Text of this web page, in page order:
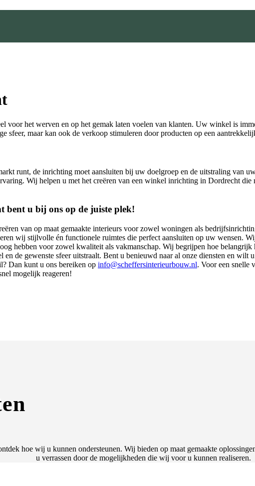
voor het werven en op het gemak laten voelen van klanten. Uw winkel is
sfeer, maar kan ook de verkoop stimuleren door producten op een
runt, de inrichting moet aansluiten bij uw doelgroep en de uitstraling van
Wij helpen u met het creëren van een winkel inrichting in Dordrecht
bent u bij ons op de juiste plek!
van op maat gemaakte interieurs voor zowel woningen als
wij stijlvolle én functionele ruimtes die perfect aansluiten op uw wensen.
hebben voor zowel kwaliteit als vakmanschap. Wij begrijpen hoe
en de gewenste sfeer uitstraalt. Bent u benieuwd naar al onze diensten en
Dan kunt u ons bereiken op info@scheffersinterieurbouw.nl. Voor een snelle
mogelijk reageren!
hoe wij u kunnen ondersteunen. Wij bieden op maat gemaakte
u verrassen door de mogelijkheden die wij voor u kunnen realiseren.